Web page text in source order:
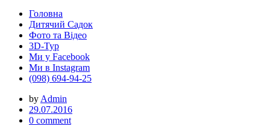
Головна
Дитячий Садок
Фото та Відео
3D-Тур
Ми у Facebook
Ми в Instagram
(098) 694-94-25
by Admin
29.07.2016
0 comment